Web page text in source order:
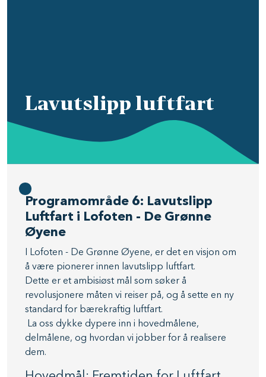
Lavutslipp luftfart
Programområde 6: Lavutslipp
Luftfart i Lofoten - De Grønne
Øyene
I Lofoten - De Grønne Øyene, er det en visjon om
å være pionerer innen lavutslipp luftfart.
Dette er et ambisiøst mål som søker å
revolusjonere måten vi reiser på, og å sette en ny
standard for bærekraftig luftfart.
La oss dykke dypere inn i hovedmålene,
delmålene, og hvordan vi jobber for å realisere
dem.